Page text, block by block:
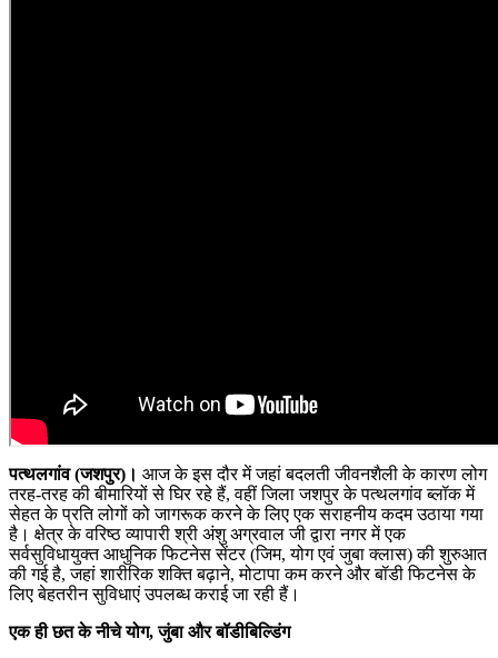
पत्थलगांव (जशपुर)। आज के इस दौर में जहां बदलती जीवनशैली के कारण लोग
तरह-तरह की बीमारियों से घिर रहे हैं, वहीं जिला जशपुर के पत्थलगांव ब्लॉक में
सेहत के प्रति लोगों को जागरूक करने के लिए एक सराहनीय कदम उठाया गया
है। क्षेत्र के वरिष्ठ व्यापारी श्री अंशु अग्रवाल जी द्वारा नगर में एक
सर्वसुविधायुक्त आधुनिक फिटनेस सेंटर (जिम, योग एवं जुबा क्लास) की शुरुआत
की गई है, जहां शारीरिक शक्ति बढ़ाने, मोटापा कम करने और बॉडी फिटनेस के
लिए बेहतरीन सुविधाएं उपलब्ध कराई जा रही हैं।
एक ही छत के नीचे योग, जुंबा और बॉडीबिल्डिंग